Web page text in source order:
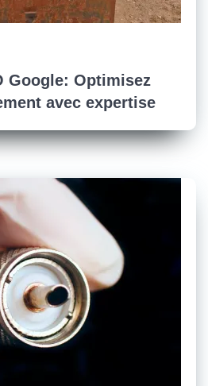
Google: Optimisez
avec expertise